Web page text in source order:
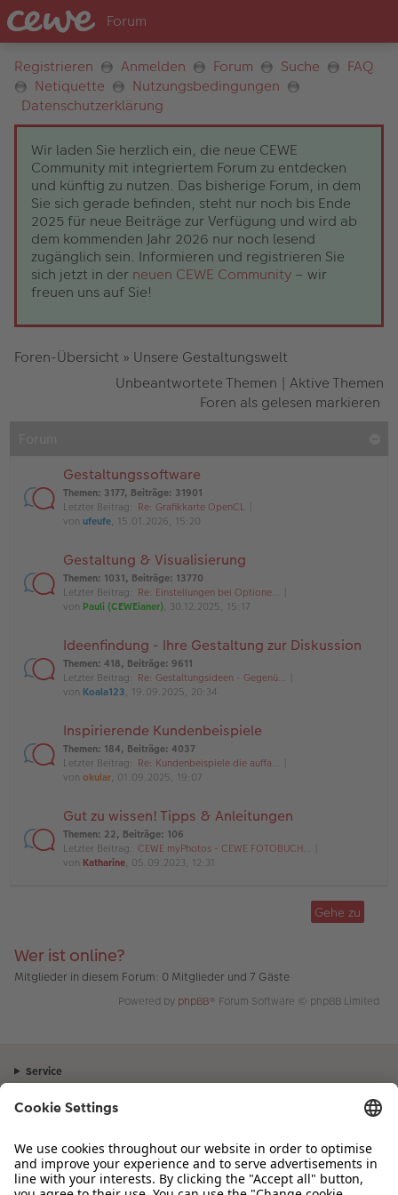
Registrieren Anmelden Forum Suche
FAQ
Netiquette
Nutzungsbedingungen
Datenschutzerklärung
Wir laden Sie herzlich ein, die neue CEWE
Community mit integriertem Forum zu entdecken
und künftig zu nutzen. Das bisherige Forum, in dem
Sie sich gerade befinden, steht nur noch bis Ende
2025 für neue Beiträge zur Verfügung und wird ab
dem kommenden Jahr 2026 nur noch lesend
zugänglich sein. Informieren und registrieren Sie
sich jetzt in der neuen CEWE Community – wir
freuen uns auf Sie!
Foren-Übersicht » Unsere Gestaltungswelt
Unbeantwortete Themen | Aktive Themen
Foren als gelesen markieren
Gestaltungssoftware
Themen: 3177, Beiträge: 31901
Letzter Beitrag: Re: Grafikkarte OpenCL
von ufeufe, 15.01.2026, 15:20
Gestaltung & Visualisierung
Themen: 1031, Beiträge: 13770
Letzter Beitrag: Re: Einstellungen bei Optione…
von Pauli (CEWEianer), 30.12.2025, 15:17
Ideenfindung - Ihre Gestaltung zur Diskussion
Themen: 418, Beiträge: 9611
Letzter Beitrag: Re: Gestaltungsideen - Gegenü…
von Koala123, 19.09.2025, 20:34
Inspirierende Kundenbeispiele
Themen: 184, Beiträge: 4037
Letzter Beitrag: Re: Kundenbeispiele die auffa…
von okular, 01.09.2025, 19:07
Gut zu wissen! Tipps & Anleitungen
Themen: 22, Beiträge: 106
Letzter Beitrag: CEWE myPhotos - CEWE FOTOBUCH…
von Katharine, 05.09.2023, 12:31
Gehe zu
Wer ist online?
Mitglieder in diesem Forum: 0 Mitglieder und 7 Gäste
Powered by phpBB® Forum Software © phpBB Limited
Service
Sortiment